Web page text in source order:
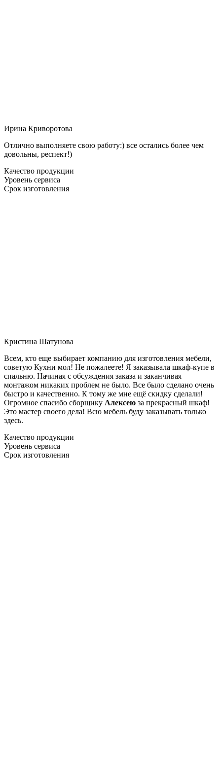
Ирина Криворотова
Отлично выполняете свою работу:) все остались более чем
довольны, респект!)
Качество продукции
Уровень сервиса
Срок изготовления
Кристина Шатунова
Всем, кто еще выбирает компанию для изготовления мебели,
советую Кухни мол! Не пожалеете! Я заказывала шкаф-купе в
спальню. Начиная с обсуждения заказа и заканчивая
монтажом никаких проблем не было. Все было сделано очень
быстро и качественно. К тому же мне ещё скидку сделали!
Огромное спасибо сборщику Алексею за прекрасный шкаф!
Это мастер своего дела! Всю мебель буду заказывать только
здесь.
Качество продукции
Уровень сервиса
Срок изготовления